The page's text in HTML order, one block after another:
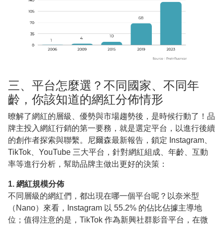
三、平台怎麼選？不同國家、不同年
齡，你該知道的網紅分佈情形
暸解了網紅的層級、優勢與市場趨勢後，是時候行動了！品
牌主投入網紅行銷的第一要務，就是選定平台，以進行後續
的創作者探索與聯繫。尼爾森最新報告，鎖定 Instagram、
TikTok、YouTube 三大平台，針對網紅組成、年齡、互動
率等進行分析，幫助品牌主做出更好的決策：
1. 網紅規模分佈
不同層級的網紅們，都出現在哪一個平台呢？以奈米型
（Nano）來看，Instagram 以 55.2% 的佔比佔據主導地
位；值得注意的是，TikTok 作為新興社群影音平台，在微